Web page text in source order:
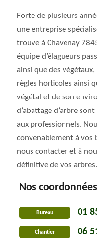
Forte de plusieurs
une entreprise
trouve à Chavenay
équipe d’élagueurs
ainsi que des
règles horticoles ainsi
végétal et de son
d’abattage d’arbre
aux professionnels.
convenablement à vos
nous contacter et à
définitive de vos arbres.
Nos coordonnées
Bureau 01
Chantier 06